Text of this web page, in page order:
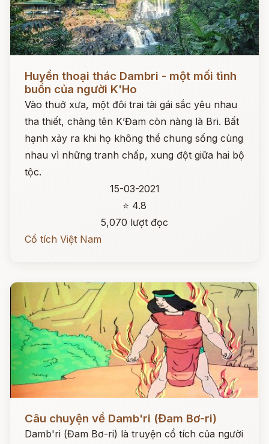
Đọc ngay
Huyền thoại thác Dambri - một mối tình
buồn của người K'Ho
Vào thuở xưa, một đôi trai tài gái sắc yêu nhau
tha thiết, chàng tên K’Đam còn nàng là Bri. Bất
hạnh xảy ra khi họ không thể chung sống cùng
nhau vì những tranh chấp, xung đột giữa hai bộ
tộc.
15-03-2021
⭐ 4.8
5,070 lượt đọc
Cổ tích Việt Nam
Câu chuyện về Damb'ri (Đam Bơ-ri)
Damb'ri (Đam Bơ-ri) là truyện cổ tích của người